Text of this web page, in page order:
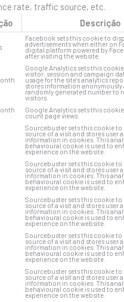
rate, traffic source, etc.
Descrição
Facebook sets this cookie to
advertisements when either on
digital platform powered by
after visiting the website.
Google Analytics sets this
visitor, session and campaign
usage for the site's analytics
stores information anonymously
randomly generated number to
visitors.
Google Analytics sets this
count page views.
Sourcebuster sets this cookie
source of a visit and stores user
information in cookies. This
behavioural cookie is used to
experience on the website.
Sourcebuster sets this cookie
source of a visit and stores user
information in cookies. This
behavioural cookie is used to
experience on the website.
Sourcebuster sets this cookie
source of a visit and stores user
information in cookies. This
behavioural cookie is used to
experience on the website.
Sourcebuster sets this cookie
source of a visit and stores user
information in cookies. This
behavioural cookie is used to
experience on the website.
Sourcebuster sets this cookie
source of a visit and stores user
information in cookies. This
behavioural cookie is used to
experience on the website.